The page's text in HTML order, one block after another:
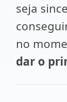
seja
no
dar o